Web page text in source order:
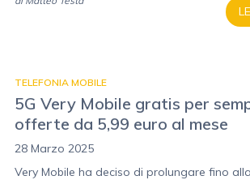
TELEFONIA MOBILE
5G Very Mobile gratis per
offerte da 5,99 euro al mese
28 Marzo 2025
Very Mobile ha deciso di prolungare fino